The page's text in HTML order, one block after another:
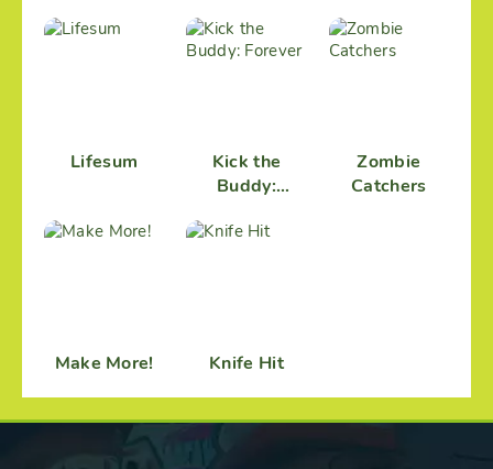
Lifesum
Kick the
Buddy:
Zombie
Catchers
Make More! Knife Hit